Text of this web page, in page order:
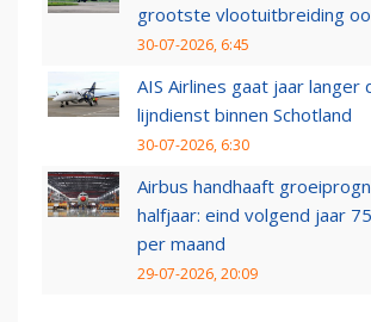
grootste vlootuitbreiding
30-07-2026, 6:45
AIS Airlines gaat jaar langer
lijndienst binnen Schotland
30-07-2026, 6:30
Airbus handhaaft
halfjaar: eind volgend jaar
per maand
29-07-2026, 20:09